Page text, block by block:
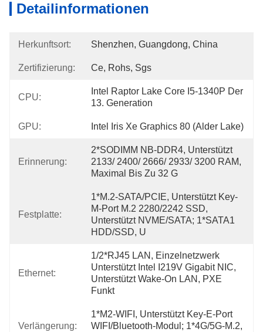
Detailinformationen
Herkunftsort: Shenzhen, Guangdong, China
Zertifizierung: Ce, Rohs, Sgs
CPU:
Intel Raptor Lake Core I5-1340P Der
13. Generation
GPU: Intel Iris Xe Graphics 80 (Alder Lake)
Erinnerung:
2*SODIMM NB-DDR4, Unterstützt
2133/ 2400/ 2666/ 2933/ 3200 RAM,
Maximal Bis Zu 32 G
Festplatte:
1*M.2-SATA/PCIE, Unterstützt Key-
M-Port M.2 2280/2242 SSD,
Unterstützt NVME/SATA; 1*SATA1
HDD/SSD, U
Ethernet:
1/2*RJ45 LAN, Einzelnetzwerk
Unterstützt Intel I219V Gigabit NIC,
Unterstützt Wake-On LAN, PXE
Funkt
Verlängerung:
1*M2-WIFI, Unterstützt Key-E-Port
WIFI/Bluetooth-Modul; 1*4G/5G-M.2,